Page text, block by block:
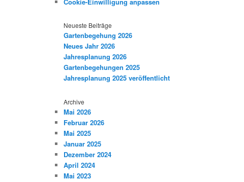
Neueste Beiträge
Gartenbegehung 2026
Neues Jahr 2026
Jahresplanung 2026
Gartenbegehungen 2025
Jahresplanung 2025 veröffentlicht
Archive
Mai 2026
Februar 2026
Mai 2025
Januar 2025
Dezember 2024
April 2024
Mai 2023